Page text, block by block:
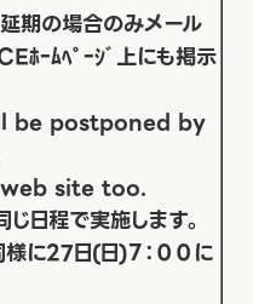
延期の場合のみメール
ﾎｰﾑﾍﾟｰｼﾞ上にも掲示
be postponed by
site too.
日程で実施します。
に27日(日)７：００に